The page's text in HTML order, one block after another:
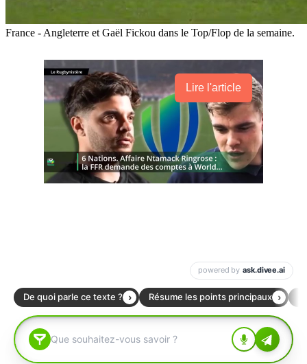
France - Angleterre et Gaël Fickou dans le Top/Flop de la semaine.
Lire l'article